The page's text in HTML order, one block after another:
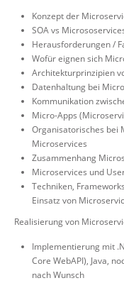
Konzept der
SOA vs
Herausforderungen /
Wofür eignen sich
Architekturprinzipien
Datenhaltung bei
Kommunikation
Micro-Apps
Organisatorisches bei
Microservices
Zusammenhang
Microservices und
Techniken,
Einsatz von
Realisierung von
Implementierung mit
Core WebAPI), Java,
nach Wunsch